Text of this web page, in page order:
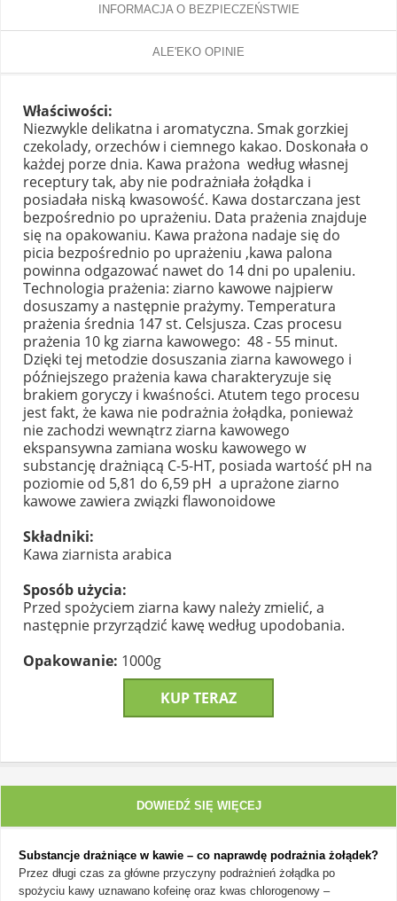
INFORMACJA O BEZPIECZEŃSTWIE
ALE'EKO OPINIE
Właściwości:
Niezwykle delikatna i aromatyczna. Smak gorzkiej
czekolady, orzechów i ciemnego kakao. Doskonała o
każdej porze dnia. Kawa prażona według własnej
receptury tak, aby nie podrażniała żołądka i
posiadała niską kwasowość. Kawa dostarczana jest
bezpośrednio po uprażeniu. Data prażenia znajduje
się na opakowaniu. Kawa prażona nadaje się do
picia bezpośrednio po uprażeniu ,kawa palona
powinna odgazować nawet do 14 dni po upaleniu.
Technologia prażenia: ziarno kawowe najpierw
dosuszamy a następnie prażymy. Temperatura
prażenia średnia 147 st. Celsjusza. Czas procesu
prażenia 10 kg ziarna kawowego: 48 - 55 minut.
Dzięki tej metodzie dosuszania ziarna kawowego i
późniejszego prażenia kawa charakteryzuje się
brakiem goryczy i kwaśności. Atutem tego procesu
jest fakt, że kawa nie podrażnia żołądka, ponieważ
nie zachodzi wewnątrz ziarna kawowego
ekspansywna zamiana wosku kawowego w
substancję drażniącą C-5-HT, posiada wartość pH na
poziomie od 5,81 do 6,59 pH a uprażone ziarno
kawowe zawiera związki flawonoidowe
Składniki:
Kawa ziarnista arabica
Sposób użycia:
Przed spożyciem ziarna kawy należy zmielić, a
następnie przyrządzić kawę według upodobania.
Opakowanie: 1000g
KUP TERAZ
DOWIEDŹ SIĘ WIĘCEJ
Substancje drażniące w kawie – co naprawdę podrażnia żołądek?
Przez długi czas za główne przyczyny podrażnień żołądka po
spożyciu kawy uznawano kofeinę oraz kwas chlorogenowy –